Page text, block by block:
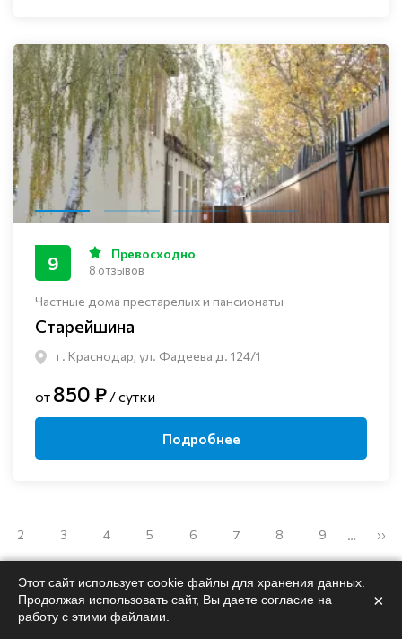
Частные дома престарелых и пансионаты
Старейшина
г. Краснодар, ул. Фадеева д. 124/1
9 Превосходно
8 отзывов
от 850 ₽ / сутки
Подробнее
2 3 4 5 6 7 8 9 … ››
Этот сайт использует cookie файлы для хранения данных.
Продолжая использовать сайт, Вы даете согласие на
работу с этими файлами.
×